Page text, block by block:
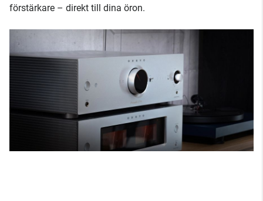
förstärkare – direkt till dina öron.